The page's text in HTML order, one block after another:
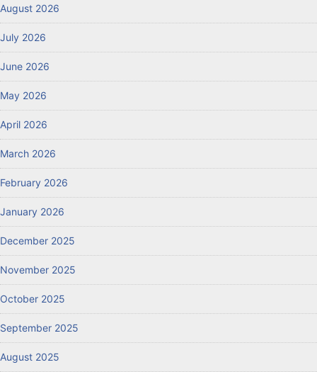
August 2026
July 2026
June 2026
May 2026
April 2026
March 2026
February 2026
January 2026
December 2025
November 2025
October 2025
September 2025
August 2025